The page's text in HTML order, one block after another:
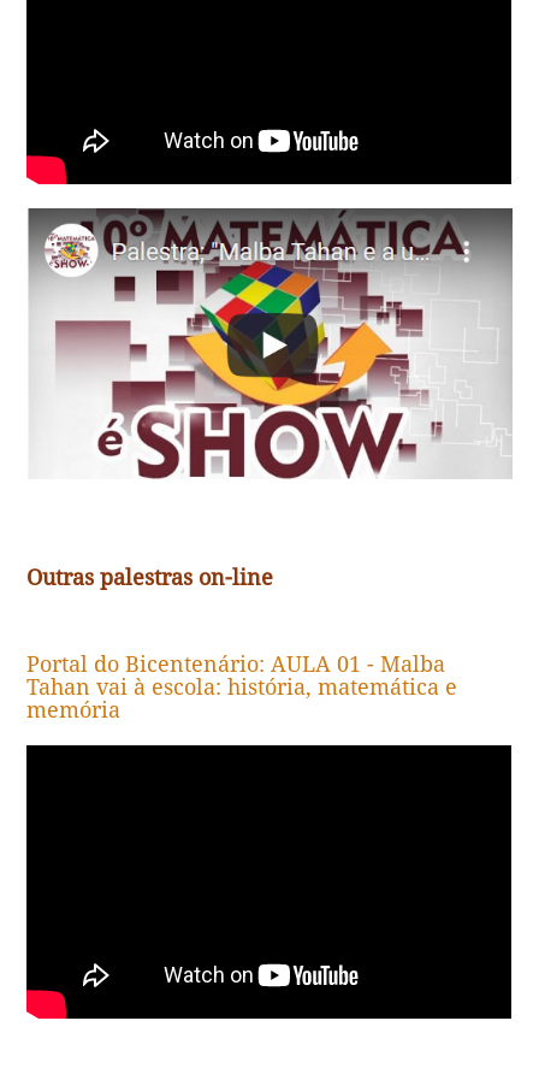
Outras palestras on-line
Portal do Bicentenário: AULA 01 - Malba
Tahan vai à escola: história, matemática e
memória